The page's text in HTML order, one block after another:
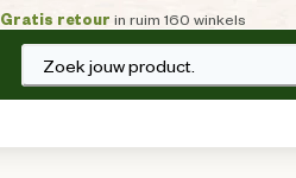
Gratis retour in ruim 160 winkels
Zoek jouw product.